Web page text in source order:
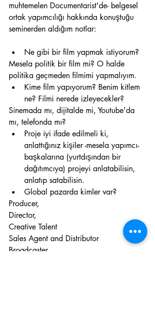
muhtemelen Documentarist'de- belgesel
ortak yapımcılığı hakkında konuştuğu
seminerden aldığım notlar:
Ne gibi bir film yapmak istiyorum?
Mesela politik bir film mi? O halde
politika geçmeden filmimi yapmalıyım.
Kime film yapıyorum? Benim kitlem
ne? Filmi nerede izleyecekler?
Sinemada mı, dijitalde mi, Youtube'da
mı, telefonda mı?
Proje iyi ifade edilmeli ki,
anlattığınız kişiler -mesela yapımcı-
başkalarına (yurtdışından bir
dağıtımcıya) projeyi anlatabilisin,
anlatıp satabilisin.
Global pazarda kimler var?
Producer,
Director,
Creative Talent
Sales Agent and Distributor
Broadcaster